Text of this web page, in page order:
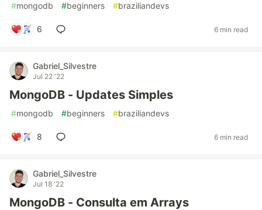
#mongodb #beginners #braziliandevs
6 6 min read
Gabriel_Silvestre
Jul 22 '22
MongoDB - Updates Simples
#mongodb #beginners #braziliandevs
8 6 min read
Gabriel_Silvestre
Jul 18 '22
MongoDB - Consulta em Arrays